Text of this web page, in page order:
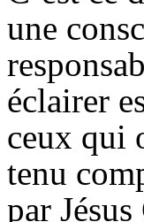
une
éclairer
ceux qui
tenu
par